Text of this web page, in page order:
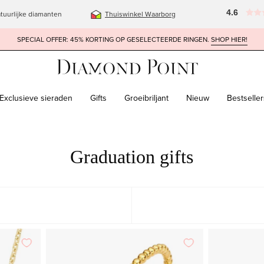
diamanten Thuiswinkel Waarborg 4.6
SPECIAL OFFER: 45% KORTING OP GESELECTEERDE RINGEN. SHOP HIER!
Exclusieve sieraden Gifts Groeibriljant Nieuw
Graduation gifts
UITGELICHT
MEEST RELEVANT
ring,